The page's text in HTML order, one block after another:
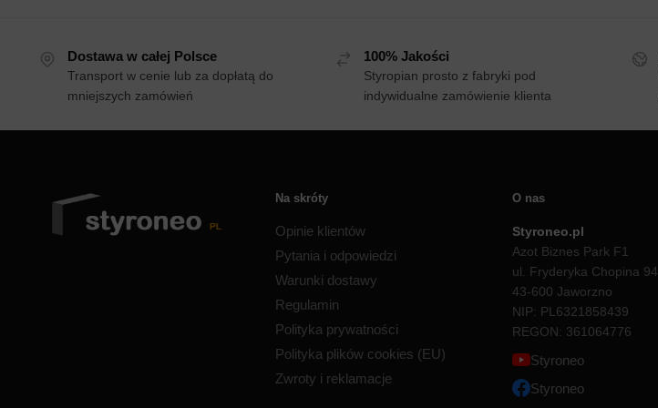
Dostawa w całej Polsce
Transport w cenie lub za dopłatą do
mniejszych zamówień
100% Jakości
Styropian prosto z fabryki pod
indywidualne zamówienie klienta
Na skróty
Opinie klientów
Pytania i odpowiedzi
Warunki dostawy
Regulamin
Polityka prywatności
Polityka plików cookies (EU)
Zwroty i reklamacje
O nas
Styroneo.pl
Azot Biznes Park F1
ul. Fryderyka Chopina 94
43-600 Jaworzno
NIP: PL6321858439
REGON: 361064776
Styroneo
Styroneo